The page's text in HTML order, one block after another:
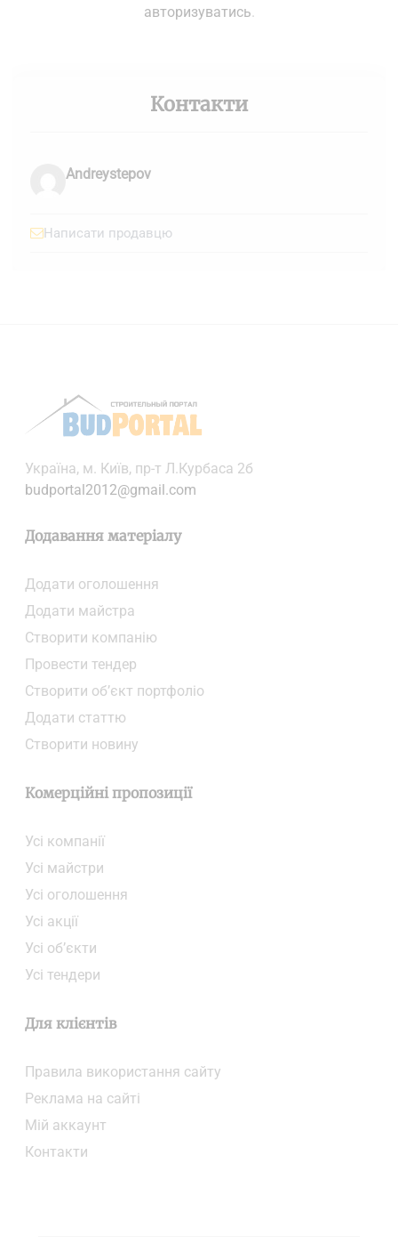
авторизуватись.
Контакти
Andreystepov
Написати продавцю
Українa, м. Київ, пр-т Л.Курбаса 2б
budportal2012@gmail.com
Додавання матеріалу
Додати oголошення
Додати майстра
Створити компанiю
Провести тендер
Створити об’єкт портфоліо
Додати статтю
Створити новину
Комерційні пропозиції
Усі компанії
Усі майстри
Усі оголошення
Усі акції
Усі об’єкти
Усі тендери
Для клієнтів
Правила використання сайту
Реклама на сайті
Мій аккаунт
Контакти